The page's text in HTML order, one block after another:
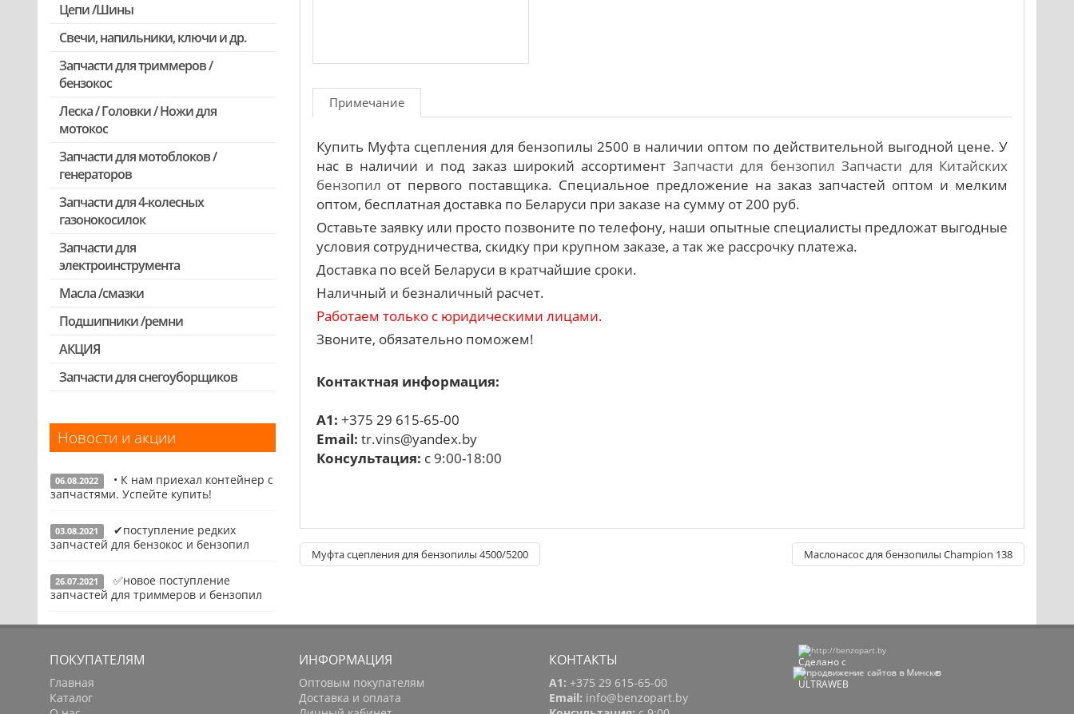
Цепи /Шины
Свечи, напильники, ключи и др.
Запчасти для триммеров /
бензокос
Запчасти для Китайских триммеров
Запчасти для мотокос Stihl
/Husqvarna /Oleo-mac /Echo и др.
Леска / Головки / Ножи для
мотокос
Запчасти для мотоблоков /
генераторов
Запчасти для 4-колесных
газонокосилок
Запчасти для
электроинструмента
Двигатели, редукторы для
Патроны для шуруповертов /
перфораторов
Выключатели, переключатели
Запчасти для УШМ (болгарок)
другие
Якоря, статоры
Щётки, щёточные узлы
Масла /смазки
Подшипники /ремни
АКЦИЯ
Скидка 50%
Запчасти для снегоуборщиков
Новости и акции
06.08.2022
• К нам приехал контейнер с
запчастями. Успейте купить!
Подробнее
03.08.2021
✔поступление редких
запчастей для бензокос и бензопил
Подробнее
26.07.2021
✅новое поступление
запчастей для триммеров и бензопил
Примечание
Купить Муфта сцепления для бензопилы 2500 в наличии оптом по действительной выгодной цене. У
нас в наличии и под заказ широкий ассортимент Запчасти для бензопил Запчасти для Китайских
бензопил от первого поставщика. Специальное предложение на заказ запчастей оптом и мелким
оптом, бесплатная доставка по Беларуси при заказе на сумму от 200 руб.
Оставьте заявку или просто позвоните по телефону, наши опытные специалисты предложат выгодные
условия сотрудничества, скидку при крупном заказе, а так же рассрочку платежа.
Доставка по всей Беларуси в кратчайшие сроки.
Наличный и безналичный расчет.
Работаем только с юридическими лицами.
Звоните, обязательно поможем!
Контактная информация:
A1: +375 29 615-65-00
Email: tr.vins@yandex.by
Консультация: с 9:00-18:00
Муфта сцепления для бензопилы 4500/5200 Маслонасос для бензопилы Champion 138
ПОКУПАТЕЛЯМ
Главная
Каталог
ИНФОРМАЦИЯ
Оптовым покупателям
Доставка и оплата
КОНТАКТЫ
A1: +375 29 615-65-00
Email: info@benzopart.by
Сделано с
в
ULTRAWEB